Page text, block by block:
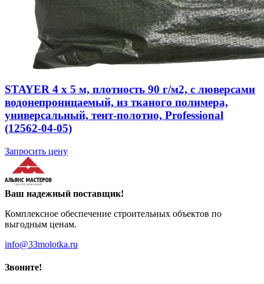
STAYER 4 x 5 м, плотность 90 г/м2, с люверсами
водонепроницаемый, из тканого полимера,
универсальный, тент-полотно, Professional
(12562-04-05)
Запросить цену
Ваш надежный поставщик!
Комплексное обеспечение строительных объектов по
выгодным ценам.
info@33molotka.ru
Звоните!